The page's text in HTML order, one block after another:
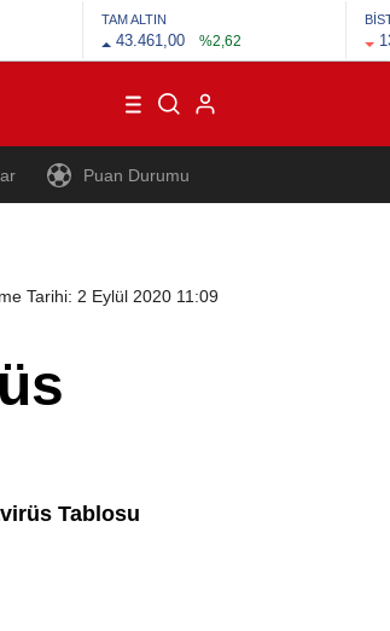
TAM ALTIN
43.461,00 %2,62
Puan Durumu
Tarihi: 2 Eylül 2020 11:09
Tablosu